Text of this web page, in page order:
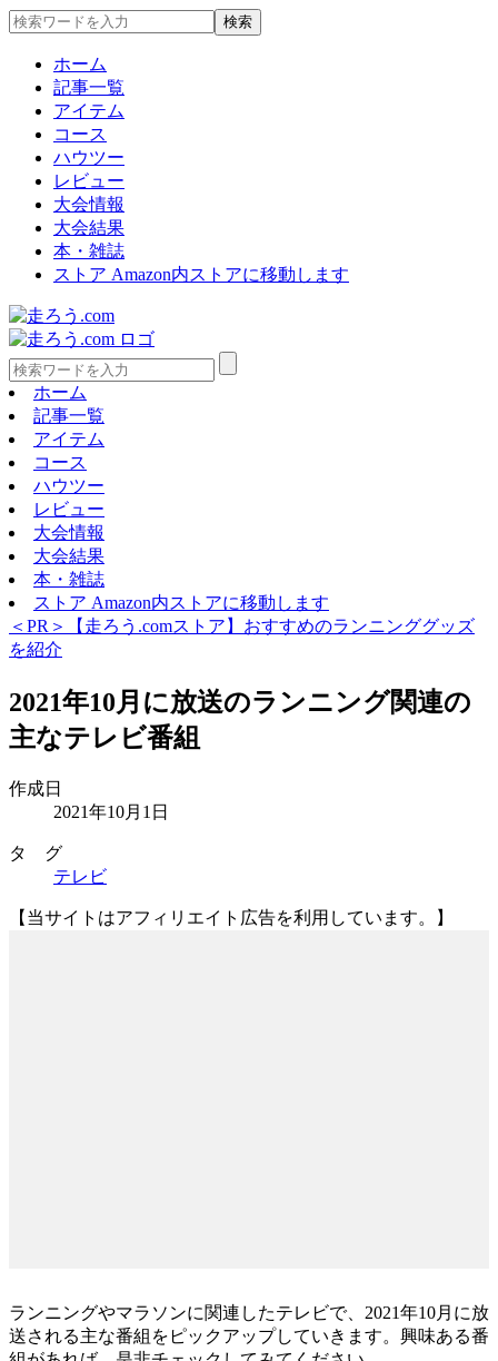
ホーム
記事一覧
アイテム
コース
ハウツー
レビュー
大会情報
大会結果
本・雑誌
ストア Amazon内ストアに移動します
ホーム
記事一覧
アイテム
コース
ハウツー
レビュー
大会情報
大会結果
本・雑誌
ストア Amazon内ストアに移動します
＜PR＞【走ろう.comストア】おすすめのランニンググッズ
を紹介
2021年10月に放送のランニング関連の
主なテレビ番組
作成日
2021年10月1日
タ グ
テレビ
【当サイトはアフィリエイト広告を利用しています。】
ランニングやマラソンに関連したテレビで、2021年10月に放
送される主な番組をピックアップしていきます。興味ある番